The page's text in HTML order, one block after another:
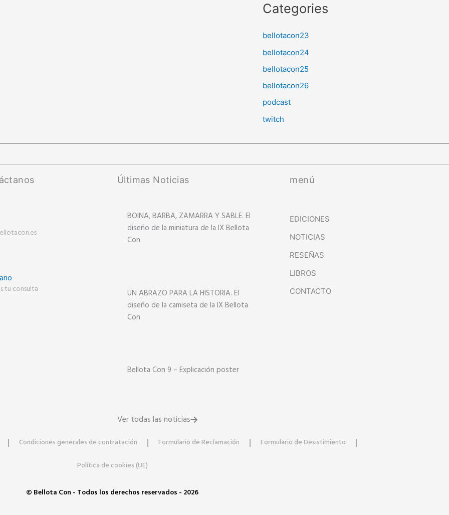
Categories
bellotacon23
bellotacon24
bellotacon25
bellotacon26
podcast
twitch
tu consulta
Últimas Noticias
BOINA, BARBA, ZAMARRA Y SABLE. El
diseño de la miniatura de la IX Bellota
Con
UN ABRAZO PARA LA HISTORIA. El
diseño de la camiseta de la IX Bellota
Con
Bellota Con 9 – Explicación poster
Ver todas las noticias
menú
EDICIONES
NOTICIAS
RESEÑAS
LIBROS
CONTACTO
Condiciones generales de contratación Formulario de Reclamación
Formulario de Desistimiento
Política de cookies (UE)
© Bellota Con - Todos los derechos reservados - 2026